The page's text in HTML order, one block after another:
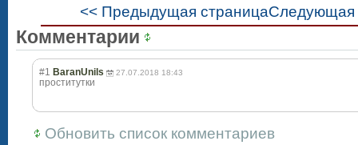
<< Предыдущая страницаСледующая
Комментарии
#1 BaranUnils 27.07.2018 18:43
проститутки
Обновить список комментариев